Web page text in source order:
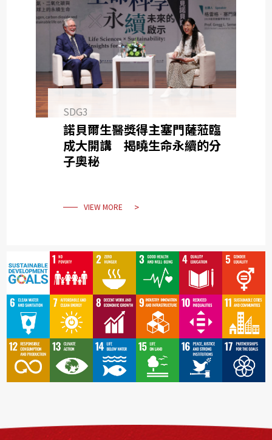
SDG3
諾貝爾生醫獎得主塞門薩蒞臨
成大開講 揭曉生命永續的分
子奧秘
VIEW MORE